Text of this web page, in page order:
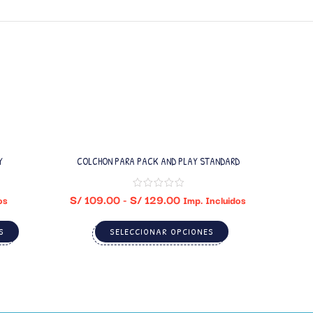
COLCHON PARA PACK AND PLAY STANDARD
S/109.00- S/129.00 Imp. Incluidos
SELECCIONAR OPCIONES